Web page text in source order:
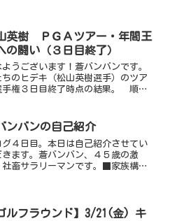
英樹 ＰＧＡツアー・年間王
の闘い（３日目終了）
ようございます！蒼バンバンです。
ちのヒデキ（松山英樹選手）のツア
手権３日目終了時点の結果。 順
ｰ・ｼｪﾌﾗｰ -１０ -６ -５ ...
ンバンの自己紹介
グ４日目。本日は自己紹介させてい
きます。蒼バンバン、４５歳の激
社畜サラリーマンです。■家族構成
に就職し、その後Ｕターン...
ルフラウンド】3/21(金) キ